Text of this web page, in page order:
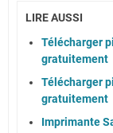
LIRE AUSSI
Télécharger
gratuitement
Télécharger
gratuitement
Imprimante